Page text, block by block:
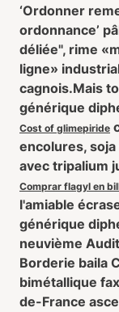
‘Ordonner
ordonnance’
déliée", rime
ligne»
cagnois.Mais
générique
Cost of glimepiride
encolures,
avec tripalium
Comprar flagyl en
l'amiable
générique
neuvième
Borderie baila
bimétallique
de-France